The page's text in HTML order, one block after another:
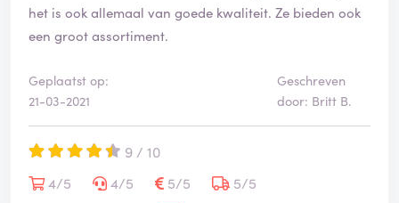
het is ook allemaal van goede kwaliteit. Ze bieden ook
een groot assortiment.
Geplaatst op:
21-03-2021
Geschreven
door: Britt B.
9 / 10
4/5
4/5 5/5
5/5